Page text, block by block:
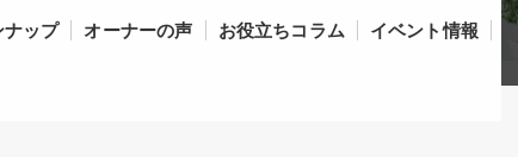
ナップ オーナーの声 お役立ちコラム イベント情報